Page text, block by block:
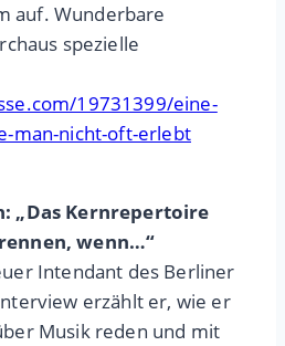
auf. Wunderbare
spezielle
19731399/eine-
man-nicht-oft-erlebt
„Das Kernrepertoire
wenn…“
Intendant des Berliner
erzählt er, wie er
Musik reden und mit